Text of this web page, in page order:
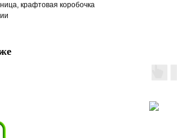
крафтовая коробочка